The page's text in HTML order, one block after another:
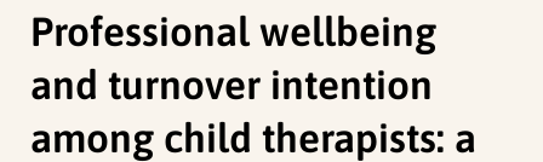
Professional wellbeing
and turnover intention
among child therapists: a